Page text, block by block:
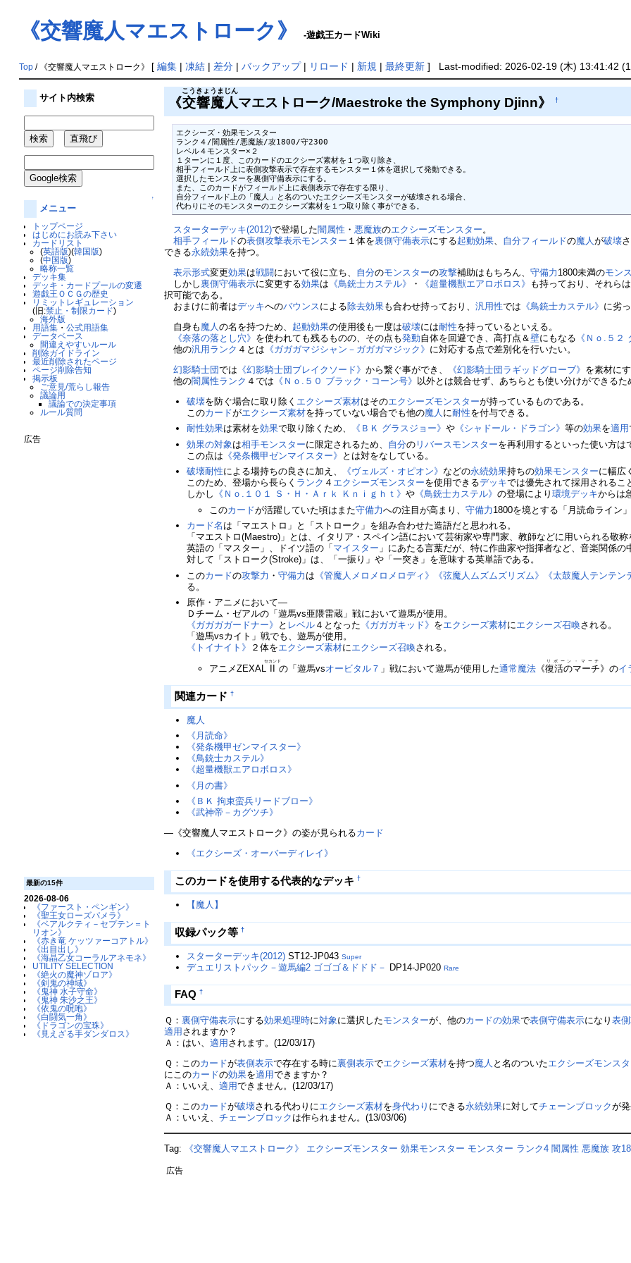
《交響魔人マエストローク》 -遊戯王カードWiki
Top/ 《交響魔人マエストローク》 [ 編集| 凍結| 差分| バックアップ| リロード | 新規 | 最終更新] Last-modified: 2026-02-19 (木) 13:41:42
サイト内検索
↑
メニュー
トップページ
はじめにお読み下さい
カードリスト
(英語版)(韓国版)
(中国版)
略称一覧
デッキ集
デッキ・カードプールの変遷
遊戯王ＯＣＧの歴史
リミットレギュレーション
(旧:禁止・制限カード)
海外版
用語集・ 公式用語集
データベース
間違えやすいルール
削除ガイドライン
最近削除されたページ
ページ削除告知
掲示板
ご意見/荒らし報告
議論用
議論での決定事項
ルール質問
広告
最新の15件
2026-08-06
《ファースト・ペンギン》
《聖王女ローズパメラ》
《ベアルクティ－セプテン＝ト
リオン》
《赤き竜 ケッツァーコアトル》
《出目出し》
《海晶乙女コーラルアネモネ》
UTILITY SELECTION
《絶火の魔神ゾロア》
《剣鬼の神域》
《鬼神 水子守命》
《鬼神 朱沙之王》
《依鬼の呪咆》
《白闘気一角》
《ドラゴンの宝珠》
《見えざる手ダンダロス》
《交響魔人
こうきょうまじん
マエストローク/Maestroke the Symphony Djinn》†
エクシーズ・効果モンスター
ランク４/闇属性/悪魔族/攻1800/守2300
レベル４モンスター×２
１ターンに１度、このカードのエクシーズ素材を１つ取り除き、
相手フィールド上に表側攻撃表示で存在するモンスター１体を選択して発動できる。
選択したモンスターを裏側守備表示にする。
また、このカードがフィールド上に表側表示で存在する限り、
自分フィールド上の「魔人」と名のついたエクシーズモンスターが破壊される場合、
代わりにそのモンスターのエクシーズ素材を１つ取り除く事ができる。
スターターデッキ(2012)で登場した闇属性 ・悪魔族のエクシーズモンスター。
相手フィールドの表側攻撃表示モンスター １体を裏側守備表示にする起動効果、 自分フィールドの魔人が破壊
できる永続効果を持つ。
表示形式変更効果は戦闘において役に立ち、 自分のモンスターの攻撃補助はもちろん、守備力 1800未満のモン
しかし裏側守備表示に変更する効果は 《鳥銃士カステル》 ・ 《超量機獣エアロボロス》 も持っており、それらは
択可能である。
おまけに前者はデッキへのバウンスによる除去効果も合わせ持っており、汎用性では 《鳥銃士カステル》 に劣
自身も 魔人の名を持つため、 起動効果の使用後も一度は破壊には耐性を持っているといえる。
《奈落の落とし穴》 を使われても残るものの、その点も発動自体を回避でき、高打点＆壁にもなる 《Ｎｏ.５２
他の汎用 ランク ４とは 《ガガガマジシャン－ガガガマジック》 に対応する点で差別化を行いたい。
幻影騎士団では 《幻影騎士団ブレイクソード》から繋ぐ事ができ、 《幻影騎士団ラギッドグローブ》 を素材に
他の闇属性ランク ４では 《Ｎｏ.５０ ブラック・コーン号》 以外とは競合せず、あちらとも使い分けができるた
破壊を防ぐ場合に取り除く エクシーズ素材はそのエクシーズモンスターが持っているものである。
このカードがエクシーズ素材を持っていない場合でも他の魔人 に耐性を付与できる。
耐性効果は素材を効果で取り除くため、 《ＢＫ グラスジョー》や 《シャドール・ドラゴン》等の効果を適用
効果の対象 は相手モンスターに限定されるため、 自分の リバースモンスターを再利用するといった使い方は
この点は 《発条機甲ゼンマイスター》 とは対をなしている。
破壊耐性による場持ちの良さに加え、 《ヴェルズ・オピオン》などの永続効果持ちの効果モンスターに幅広
このため、登場から長らく ランク ４ エクシーズモンスターを使用できるデッキでは優先されて採用されるこ
しかし 《Ｎｏ.１０１ Ｓ・Ｈ・Ａｒｋ Ｋｎｉｇｈｔ》や 《鳥銃士カステル》の登場により環境デッキからは
このカードが活躍していた頃はまた守備力への注目が高まり、守備力 1800を境とする「月読命ライン
カード名 は「マエストロ」と「ストローク」を組み合わせた造語だと思われる。
「マエストロ(Maestro)」とは、イタリア・スペイン語において芸術家や専門家、教師などに用いられる敬称
英語の「マスター」、ドイツ語の「 マイスター 」にあたる言葉だが、特に作曲家や指揮者など、音楽関係
対して「ストローク(Stroke)」は、「一振り」や「一突き」を意味する英単語である。
このカードの攻撃力 ・守備力 は 《管魔人メロメロメロディ》 《弦魔人ムズムズリズム》 《太鼓魔人テンテン
る。
原作・アニメにおいて―
Ｄチーム・ゼアルの「遊馬vs亜隈雷蔵」戦において遊馬が使用。
《ガガガガードナー》 と レベル ４となった 《ガガガキッド》 をエクシーズ素材にエクシーズ召喚される。
「遊馬vsカイト」戦でも、遊馬が使用。
《トイナイト》
２体をエクシーズ素材にエクシーズ召喚される。
アニメZEXAL
II
セカンド
の「遊馬vsオービタル７ 」戦において遊馬が使用した通常魔法 《復活のマーチ
リボーン・マーチ
》のイ
関連カード †
魔人
《月読命》
《発条機甲ゼンマイスター》
《鳥銃士カステル》
《超量機獣エアロボロス》
《月の書》
《ＢＫ 拘束蛮兵リードブロー》
《武神帝－カグツチ》
―《交響魔人マエストローク》の姿が見られるカード
《エクシーズ・オーバーディレイ》
このカードを使用する代表的なデッキ †
【魔人】
収録パック等 †
スターターデッキ(2012) ST12-JP043Super
デュエリストパック－遊馬編2 ゴゴゴ＆ドドド－ DP14-JP020Rare
FAQ †
Ｑ：裏側守備表示にする効果処理時に対象 に選択したモンスターが、他のカードの効果で表側守備表示になり表
適用 されますか？
Ａ：はい、適用 されます。(12/03/17)
Ｑ：このカードが表側表示で存在する時に裏側表示でエクシーズ素材を持つ魔人 と名のついたエクシーズモンス
にこのカードの効果を適用できますか？
Ａ：いいえ、適用できません。(12/03/17)
Ｑ：このカードが破壊される代わりにエクシーズ素材を身代わり にできる永続効果に対してチェーンブロックが
Ａ：いいえ、チェーンブロック は作られません。(13/03/06)
Tag: 《交響魔人マエストローク》 エクシーズモンスター 効果モンスター モンスター ランク4 闇属性 悪魔族 攻
広告